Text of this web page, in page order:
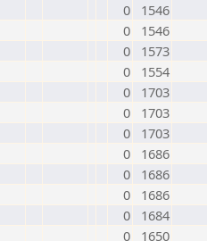
0
1546
0
1546
0
1573
0
1554
0
1703
0
1703
0
1703
0
1686
0
1686
0
1686
0
1684
0
1650